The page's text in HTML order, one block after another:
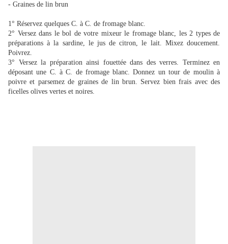
- Graines de lin brun
1° Réservez quelques C. à C. de fromage blanc.
2° Versez dans le bol de votre mixeur le fromage blanc, les 2 types de
préparations à la sardine, le jus de citron, le lait. Mixez doucement.
Poivrez.
3° Versez la préparation ainsi fouettée dans des verres. Terminez en
déposant une C. à C. de fromage blanc. Donnez un tour de moulin à
poivre et parsemez de graines de lin brun. Servez bien frais avec des
ficelles olives vertes et noires.